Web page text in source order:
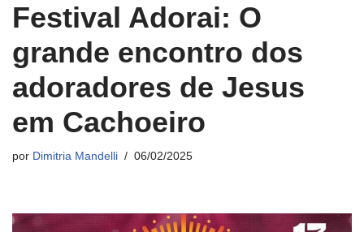
Festival Adorai: O
grande encontro dos
adoradores de Jesus
em Cachoeiro
por Dimitria Mandelli 06/02/2025